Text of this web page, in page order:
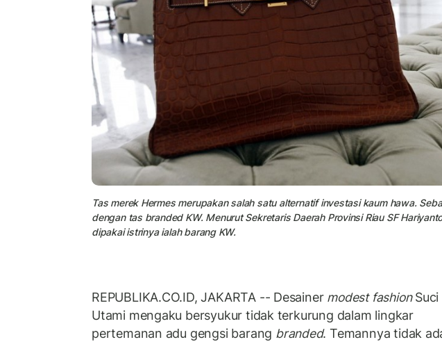
Tas merek Hermes merupakan salah satu alternatif investasi kaum hawa.
dengan tas branded KW. Menurut Sekretaris Daerah Provinsi Riau SF
dipakai istrinya ialah barang KW.
REPUBLIKA.CO.ID, JAKARTA -- Desainer modest fashionSuci
Utami mengaku bersyukur tidak terkurung dalam lingkar
pertemanan adu gengsi barang branded. Temannya tidak